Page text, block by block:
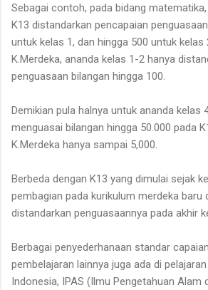
Sebagai contoh, pada bidang
K13 distandarkan pencapaian
untuk kelas 1, dan hingga 500 untuk kelas
K.Merdeka, ananda kelas 1-2 hanya
penguasaan bilangan hingga 100.
Demikian pula halnya untuk ananda kelas
menguasai bilangan hingga 50.000 pada
K.Merdeka hanya sampai 5,000.
Berbeda dengan K13 yang dimulai sejak
pembagian pada kurikulum merdeka baru
distandarkan penguasaannya pada akhir
Berbagai penyederhanaan standar
pembelajaran lainnya juga ada di
Indonesia, IPAS (Ilmu Pengetahuan Alam